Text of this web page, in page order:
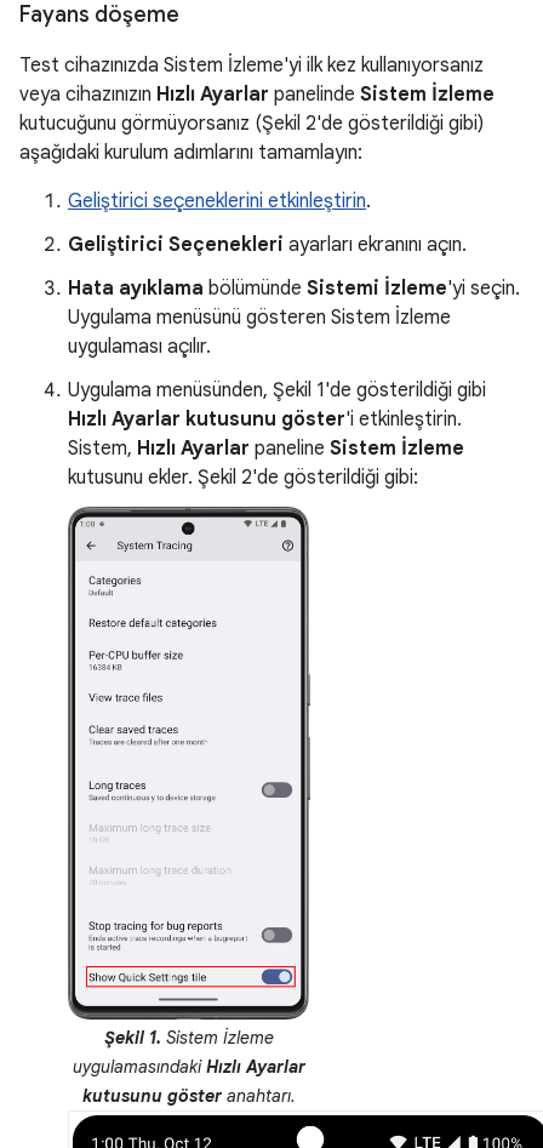
Fayans döşeme
Test cihazınızda Sistem İzleme'yi ilk kez kullanıyorsanız
veya cihazınızın Hızlı Ayarlar panelinde Sistem İzleme
kutucuğunu görmüyorsanız (Şekil 2'de gösterildiği gibi)
aşağıdaki kurulum adımlarını tamamlayın:
Geliştirici seçeneklerini etkinleştirin.
Geliştirici Seçenekleri ayarları ekranını açın.
Hata ayıklama bölümünde Sistemi İzleme'yi seçin.
Uygulama menüsünü gösteren Sistem İzleme
uygulaması açılır.
Uygulama menüsünden, Şekil 1'de gösterildiği gibi
Hızlı Ayarlar kutusunu göster'i etkinleştirin.
Sistem, Hızlı Ayarlar paneline Sistem İzleme
kutusunu ekler. Şekil 2'de gösterildiği gibi:
Şekil 1. Sistem İzleme
uygulamasındakiHızlı Ayarlar
kutusunu göster anahtarı.